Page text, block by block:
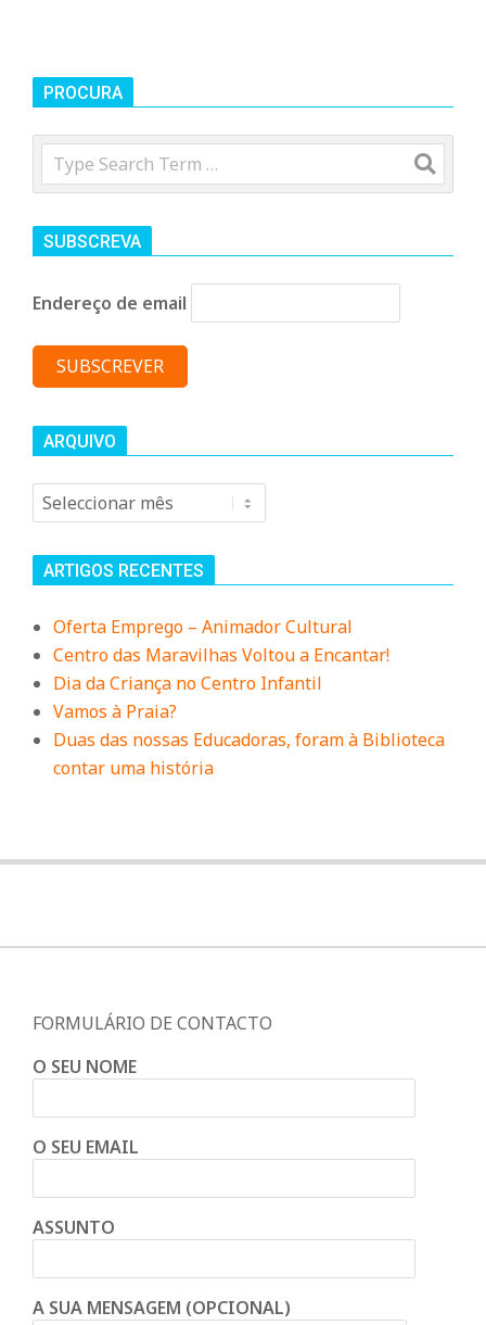
PROCURA
Search
SUBSCREVA
Endereço de email
ARQUIVO
Arquivo
ARTIGOS RECENTES
Oferta Emprego – Animador Cultural
Centro das Maravilhas Voltou a Encantar!
Dia da Criança no Centro Infantil
Vamos à Praia?
Duas das nossas Educadoras, foram à Biblioteca
contar uma história
FORMULÁRIO DE CONTACTO
O SEU NOME
O SEU EMAIL
ASSUNTO
A SUA MENSAGEM (OPCIONAL)